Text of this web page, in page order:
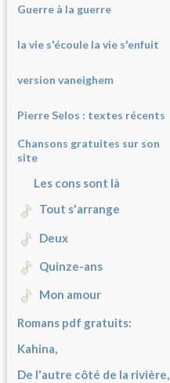
Guerre à la guerre
la vie s'écoule la vie s'enfuit
version vaneighem
Pierre Selos : textes récents
Chansons gratuites sur son
site
Les cons sont là
Tout s'arrange
Deux
Quinze-ans
Mon amour
Romans pdf gratuits:
Kahina,
De l'autre côté de la rivière,